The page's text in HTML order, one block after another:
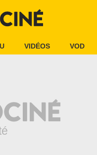
VIDÉOS VOD